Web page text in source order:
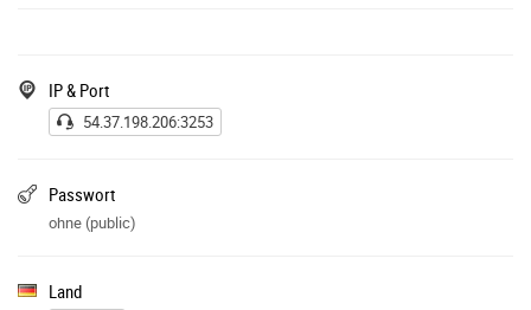
IP & Port
54.37.198.206:3253
Passwort
ohne (public)
Land